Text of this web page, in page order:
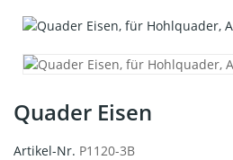
Quader Eisen
Artikel-Nr. P1120-3B